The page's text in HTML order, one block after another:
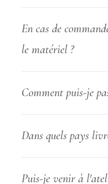
En cas de
le matériel ?
Comment puis-je
Dans quels pays
Puis-je venir à